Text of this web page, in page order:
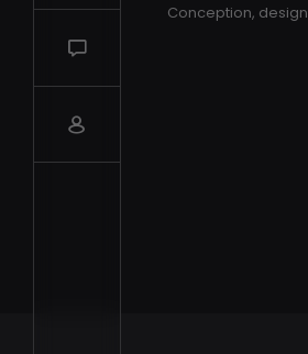
Conception,